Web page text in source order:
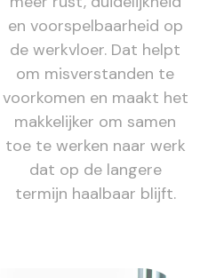
en voorspelbaarheid op
de werkvloer. Dat helpt
om misverstanden te
voorkomen en maakt het
makkelijker om samen
toe te werken naar werk
dat op de langere
termijn haalbaar blijft.